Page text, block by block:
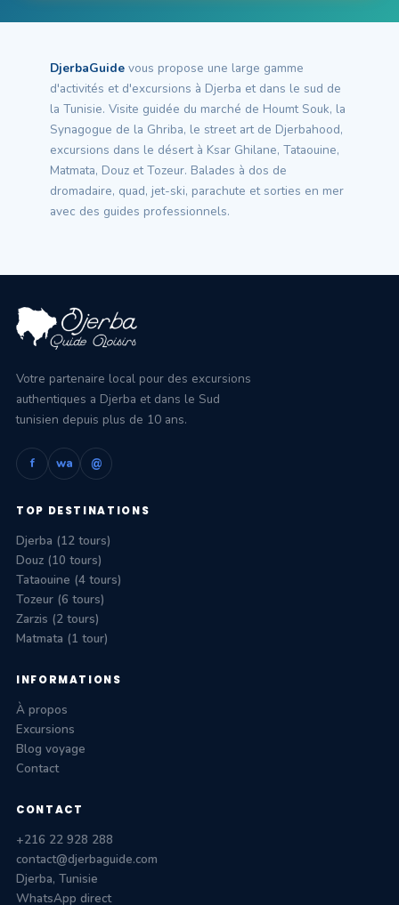
DjerbaGuide vous propose une large gamme
d'activités et d'excursions à Djerba et dans le sud de
la Tunisie. Visite guidée du marché de Houmt Souk, la
Synagogue de la Ghriba, le street art de Djerbahood,
excursions dans le désert à Ksar Ghilane, Tataouine,
Matmata, Douz et Tozeur. Balades à dos de
dromadaire, quad, jet-ski, parachute et sorties en mer
avec des guides professionnels.
Votre partenaire local pour des excursions
authentiques a Djerba et dans le Sud
tunisien depuis plus de 10 ans.
f wa @
TOP DESTINATIONS
Djerba (12 tours)
Douz (10 tours)
Tataouine (4 tours)
Tozeur (6 tours)
Zarzis (2 tours)
Matmata (1 tour)
INFORMATIONS
À propos
Excursions
Blog voyage
Contact
CONTACT
+216 22 928 288
contact@djerbaguide.com
Djerba, Tunisie
WhatsApp direct